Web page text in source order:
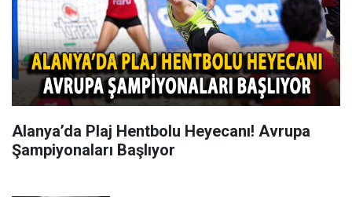
Alanya’da Plaj Hentbolu Heyecanı! Avrupa
Şampiyonaları Başlıyor